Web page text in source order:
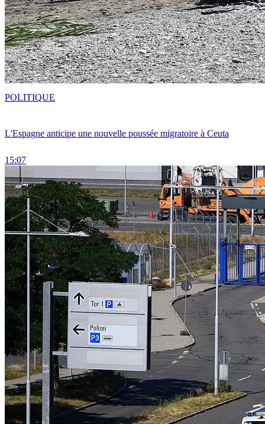
L'Espagne anticipe une nouvelle poussée migratoire à Ceuta
15:07
POLITIQUE